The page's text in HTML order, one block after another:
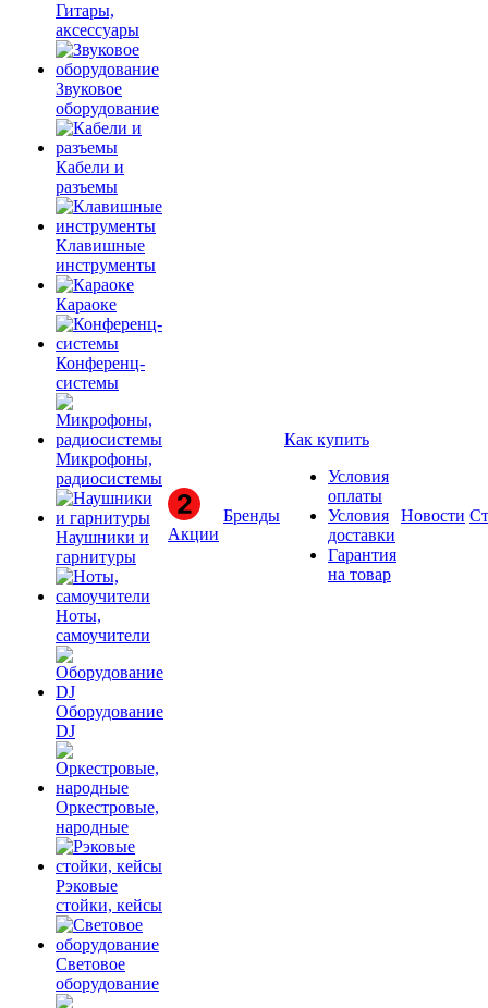
Гитары,
аксессуары
Звуковое
оборудование
Кабели и
разъемы
Клавишные
инструменты
Караоке
Конференц-
системы
Микрофоны,
радиосистемы
Наушники и
гарнитуры
Ноты,
самоучители
Оборудование
DJ
Оркестровые,
народные
Рэковые
стойки, кейсы
Световое
оборудование
Акции
Бренды
Как купить
Условия
оплаты
Условия
доставки
Гарантия
на товар
Новости